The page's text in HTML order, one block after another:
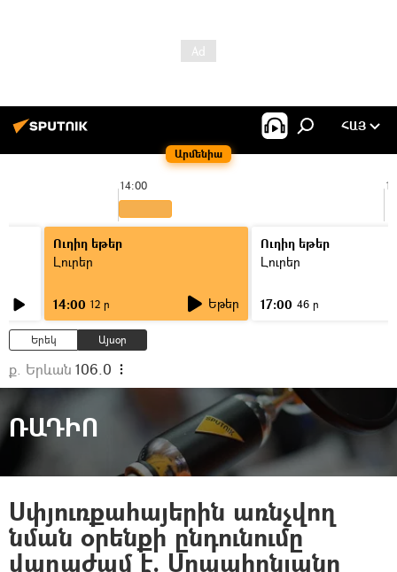
Արմենիա
ՀԱՅ
14:00
Ուղիղ եթեր
Լուրեր
14:00 12 ր Եթեր
Ուղիղ եթեր
Լուրեր
17:00 46 ր
Երեկ Այսօր
ք. Երևան 106.0
ՌԱԴԻՈ
Սփյուռքահայերին առնչվող
նման օրենքի ընդունումը
վաղաժամ է. Սրապիոնյանը